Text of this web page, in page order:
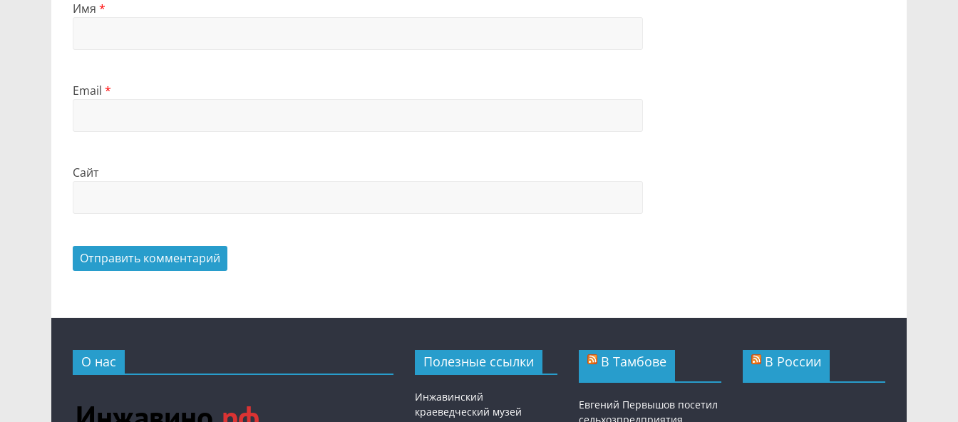
Имя *
Email *
Сайт
О нас Полезные ссылки
Инжавинский
краеведческий музей
В Тамбове
Евгений Первышов посетил
В России